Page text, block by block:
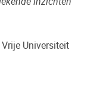
Universiteit